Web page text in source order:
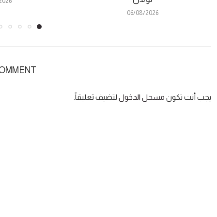
06/08/2026
يجب أنت تكون مسجل الدخول لتضيف تعليقاً.